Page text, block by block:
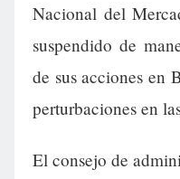
Nacional del
suspendido de
de sus acciones en
perturbaciones en
El consejo de